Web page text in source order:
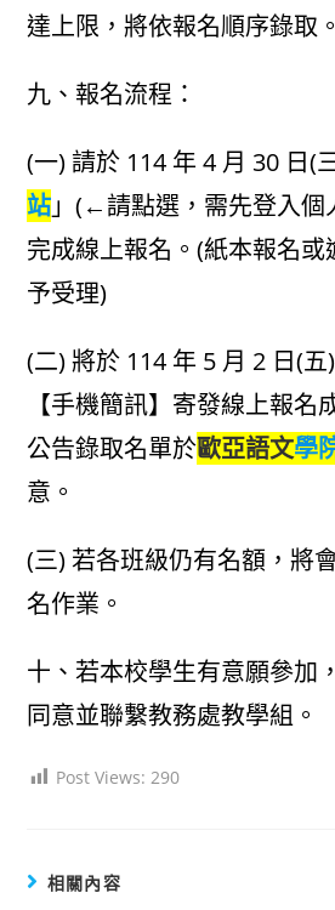
達上限，將依報名順序錄取。
九、報名流程：
(一) 請於 114 年 4 月 30 日(
站」(←請點選，需先登入個
完成線上報名。(紙本報名或
予受理)
(二) 將於 114 年 5 月 2 日(
【手機簡訊】寄發線上報名
公告錄取名單於歐亞語文學
意。
(三) 若各班級仍有名額，將
名作業。
十、若本校學生有意願參加
同意並聯繫教務處教學組。
Post Views: 290
相關內容